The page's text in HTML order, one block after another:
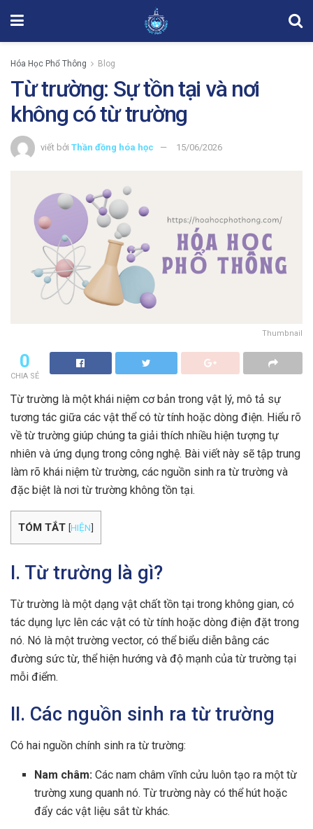
Hóa Học Phổ Thông Blog
Từ trường: Sự tồn tại và nơi
không có từ trường
viết bởi Thần đồng hóa học 15/06/2026
Thumbnail
0
CHIA SẺ
Từ trường là một khái niệm cơ bản trong vật lý, mô tả sự
tương tác giữa các vật thể có từ tính hoặc dòng điện. Hiểu rõ
về từ trường giúp chúng ta giải thích nhiều hiện tượng tự
nhiên và ứng dụng trong công nghệ. Bài viết này sẽ tập trung
làm rõ khái niệm từ trường, các nguồn sinh ra từ trường và
đặc biệt là nơi từ trường không tồn tại.
TÓM TẮT [HIỆN]
I. Từ trường là gì?
Từ trường là một dạng vật chất tồn tại trong không gian, có
tác dụng lực lên các vật có từ tính hoặc dòng điện đặt trong
nó. Nó là một trường vector, có thể biểu diễn bằng các
đường sức từ, thể hiện hướng và độ mạnh của từ trường tại
mỗi điểm.
II. Các nguồn sinh ra từ trường
Có hai nguồn chính sinh ra từ trường:
Nam châm: Các nam châm vĩnh cửu luôn tạo ra một từ
trường xung quanh nó. Từ trường này có thể hút hoặc
đẩy các vật liệu sắt từ khác.